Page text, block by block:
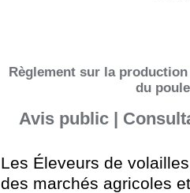
Règlement sur la
du
Avis public |
Les Éleveurs de
des marchés agricoles